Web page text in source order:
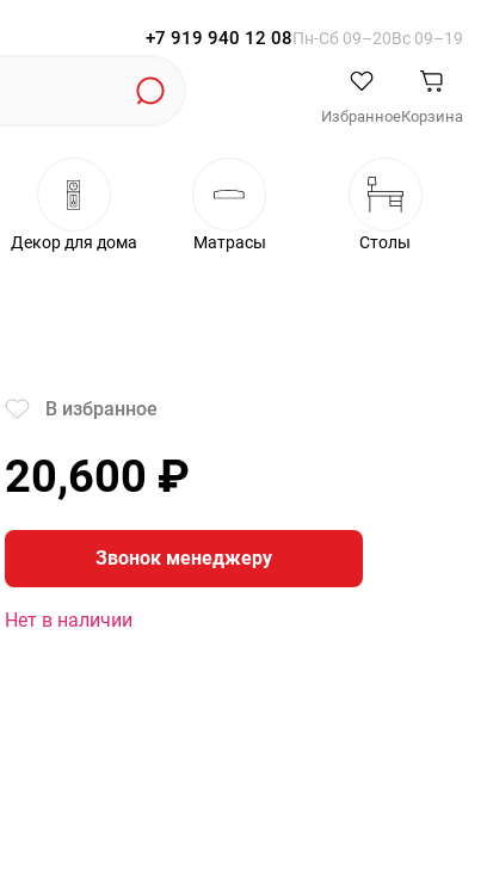
+7 919 940 12 08Пн-Cб 09–20Вс 09–19
ИзбранноеКорзина
Декор для дома Матрасы Столы
В избранное
20,600 ₽
Звонок менеджеру
Нет в наличии